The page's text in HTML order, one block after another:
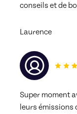
conseils et de
Laurence
Super moment
leurs émissions